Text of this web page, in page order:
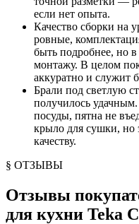
если нет опыта.
Качество сборки на
ровные,
быть подробнее, но
монтажу. В целом
аккуратно и служит
Брали под светлую
получилось
посуды, пятна не
крыло для сушки, но
качеству.
§ ОТЗЫВЫ
Отзывы
для кухни Teka